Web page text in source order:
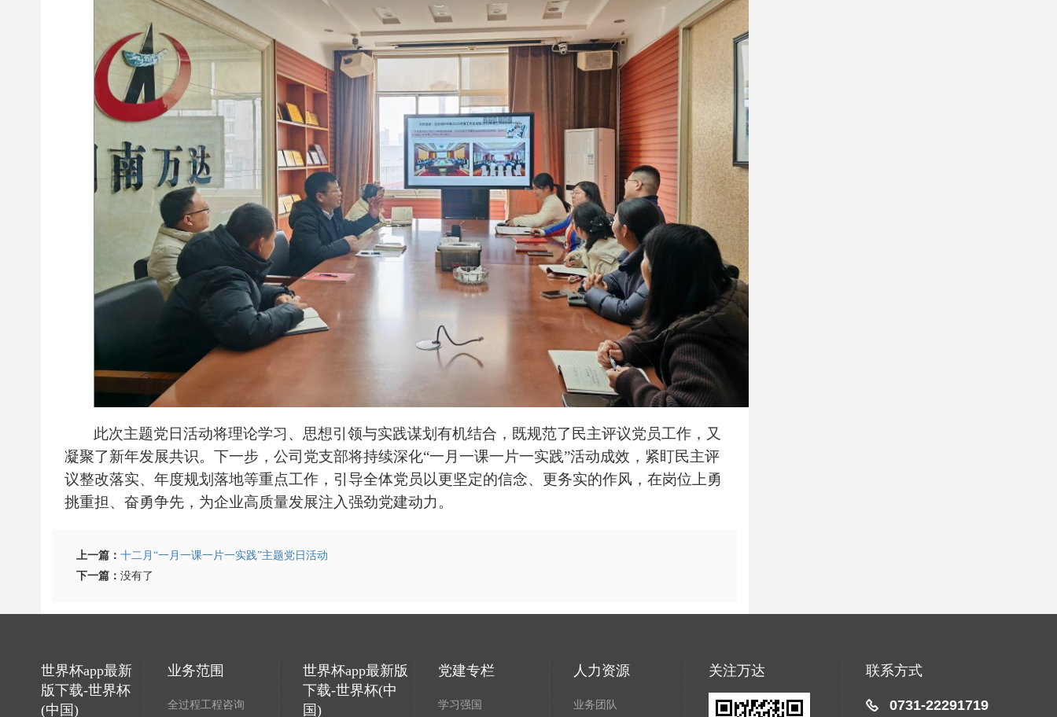
此次主题党日活动将理论学习、思想引领与实践谋划有机结合，既规范了民主评议党员工作，又
凝聚了新年发展共识。下一步，公司党支部将持续深化“一月一课一片一实践”活动成效，紧盯民主评
议整改落实、年度规划落地等重点工作，引导全体党员以更坚定的信念、更务实的作风，在岗位上勇
挑重担、奋勇争先，为企业高质量发展注入强劲党建动力。
上一篇： 十二月“一月一课一片一实践”主题党日活动
下一篇： 没有了
世界杯app最新
版下载-世界杯
(中国)
业务范围
全过程工程咨询
世界杯app最新版
下载-世界杯(中
国)
党建专栏
学习强国
人力资源
业务团队
关注万达 联系方式
0731-22291719